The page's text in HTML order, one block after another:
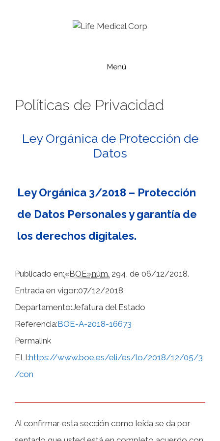
Menú
Políticas de Privacidad
Ley Orgánica de Protección de
Datos
Ley Orgánica 3/2018 – Protección
de Datos Personales y garantía de
los derechos digitales.
Publicado en:«BOE»núm. 294, de 06/12/2018.
Entrada en vigor:07/12/2018
Departamento:Jefatura del Estado
Referencia:BOE-A-2018-16673
Permalink
ELI:https://www.boe.es/eli/es/lo/2018/12/05/3
/con
Al confirmar esta sección como leída se da por